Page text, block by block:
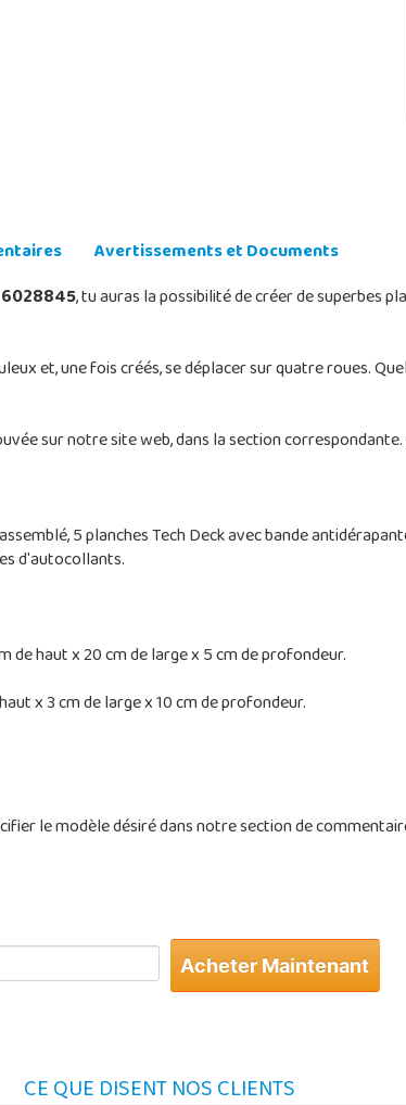
Avertissements et Documents
6028845, tu auras la possibilité de créer de superbes
et, une fois créés, se déplacer sur quatre roues.
sur notre site web, dans la section
5 planches Tech Deck avec bande
d'autocollants.
haut x 20 cm de large x 5 cm de profondeur.
x 3 cm de large x 10 cm de profondeur.
le modèle désiré dans notre section de
Acheter Maintenant
CE QUE DISENT NOS CLIENTS